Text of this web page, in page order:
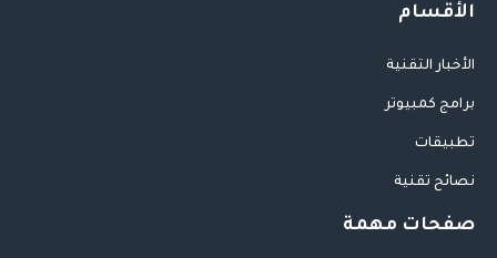
الأقسام
الأخبار التقنية
برامج كمبيوتر
تطبيقات
نصائح تقنية
صفحات مهمة